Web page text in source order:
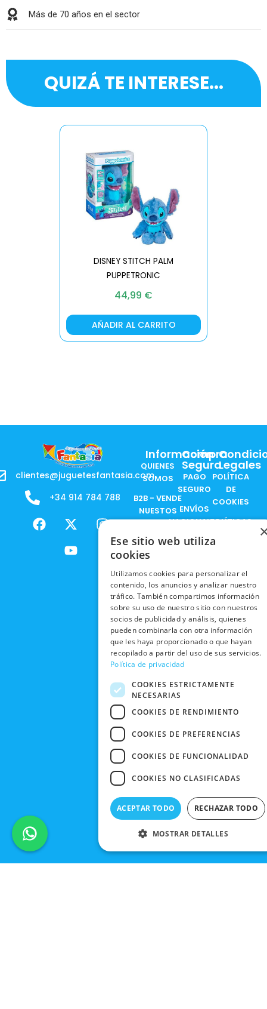
Más de 70 años en el sector
QUIZÁ TE INTERESE...
DISNEY STITCH PALM
PUPPETRONIC
44,99 €
AÑADIR AL CARRITO
clientes@juguetesfantasia.com
+34 914 784 788
F
a
X
-
t
w
I
m
Y
o
u
t
Información
QUIENES
SOMOS
B2B - VENDE
NUESTOS
PRODUCTOS
RESPONSABILIDAD
SOCIAL
TRABAJA
CON
NOSOTROS
NUESTRAS
TIENDAS
BLACK
FRIDAY
CONTACTO
Compra
Segura
PAGO
SEGURO
ENVÍOS
NACIONALES
ENVÍOS
RECOGIDA
EN TIENDA
DEVOLUCIONES
Y CAMBIOS
CANCELAR
PEDIDO
Legales
POLÍTICA
DE
COOKIES
POLÍTICAS
PRIVACIDAD
POLÍTICA DE
PRIVACIDAD
CONDICIONES
DE COMPRA
Ese sitio web utiliza
cookies
Utilizamos cookies para personalizar el
contenido, los anuncios y analizar nuestro
tráfico. También compartimos información
sobre su uso de nuestro sitio con nuestros
socios de publicidad y análisis, quienes
pueden combinarla con otra información
que les haya proporcionado o que hayan
recopilado a partir del uso de sus servicios.
Política de privacidad
COOKIES ESTRICTAMENTE
NECESARIAS
COOKIES DE RENDIMIENTO
COOKIES DE PREFERENCIAS
COOKIES DE FUNCIONALIDAD
COOKIES NO CLASIFICADAS
ACEPTAR TODO RECHAZAR TODO
MOSTRAR DETALLES